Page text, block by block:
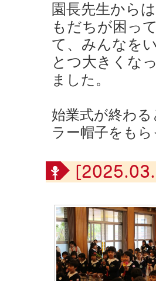
園長先生から
もだちが困っ
て、みんなを
とつ大きくな
ました。
始業式が終わ
ラー帽子をも